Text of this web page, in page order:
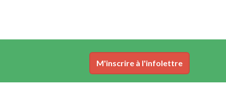
M'inscrire à l'infolettre